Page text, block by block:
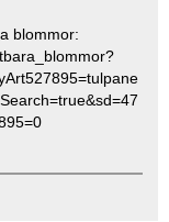
blommor: